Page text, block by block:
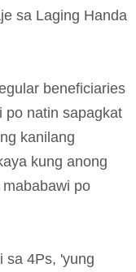
sa Laging Handa
beneficiaries
po natin sapagkat
kanilang
kung anong
po
sa 4Ps, 'yung